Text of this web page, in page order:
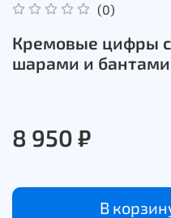
(0)
Кремовые цифры
шарами и бантами
8 950 ₽
В